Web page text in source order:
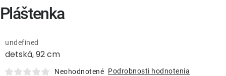
Lavice a hojdačky
detská, 92 cm
undefined
Neohodnotené Podrobnosti hodnotenia
Pláštenka